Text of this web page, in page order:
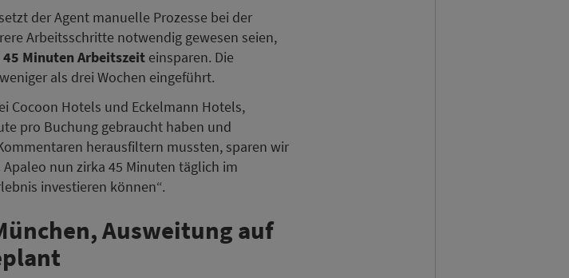
der Agent manuelle Prozesse bei der
Arbeitsschritte notwendig gewesen seien,
45 Minuten Arbeitszeit einsparen. Die
als drei Wochen eingeführt.
Cocoon Hotels und Eckelmann Hotels,
pro Buchung gebraucht haben und
herausfiltern mussten, sparen wir
nun zirka 45 Minuten täglich im
investieren können“.
Ausweitung auf